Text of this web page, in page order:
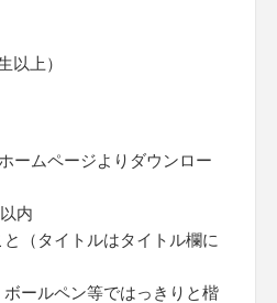
以上）
ームページよりダウンロー
内
（タイトルはタイトル欄に
ールペン等ではっきりと楷